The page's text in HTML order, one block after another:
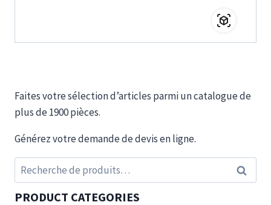
Faites votre sélection d’articles parmi un catalogue de
plus de 1900 pièces.
Générez votre demande de devis en ligne.
Recherche
pour :
PRODUCT CATEGORIES